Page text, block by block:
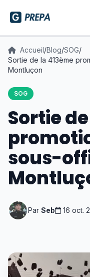
Accueil/Blog/SOG/
Sortie de la 413ème
Montluçon
SOG
Sortie
sous-
Par Seb 16 oct.